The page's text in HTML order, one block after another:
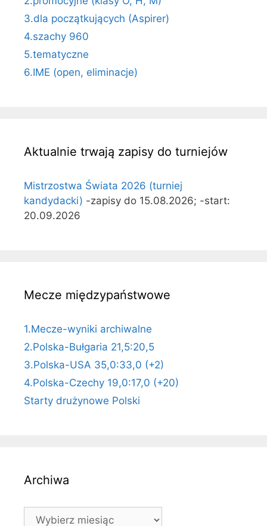
3.dla początkujących (Aspirer)
4.szachy 960
5.tematyczne
6.IME (open, eliminacje)
Aktualnie trwają zapisy do turniejów
Mistrzostwa Świata 2026 (turniej
kandydacki) -zapisy do 15.08.2026; -start:
20.09.2026
Mecze międzypaństwowe
1.Mecze-wyniki archiwalne
2.Polska-Bułgaria 21,5:20,5
3.Polska-USA 35,0:33,0 (+2)
4.Polska-Czechy 19,0:17,0 (+20)
Starty drużynowe Polski
Archiwa
Archiwa